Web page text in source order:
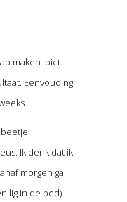
maken :pict:
Eenvouding
beetje
Ik denk dat ik
morgen ga
lig in de bed).